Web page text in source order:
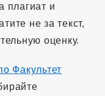
плагиат и
не за текст,
оценку.
Факультет